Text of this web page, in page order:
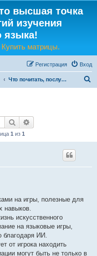
высшая точка
изучения
языка!
Купить матрицы.
Вход
Регистрация
Что почитать, послушать, посмотреть (английский, французский, немецкий)
Поиск
1 из 1
на игры, полезные для
навыков.
искусственного
на языковые игры,
благодаря ИИ.
от игрока находить
могут быть не только в